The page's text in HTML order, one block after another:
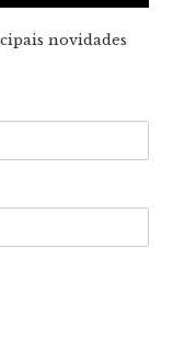
novidades